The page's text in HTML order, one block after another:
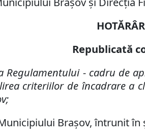
Republicată
Regulamentului - cadru de
criteriilor de încadrare a
Brașov, întrunit